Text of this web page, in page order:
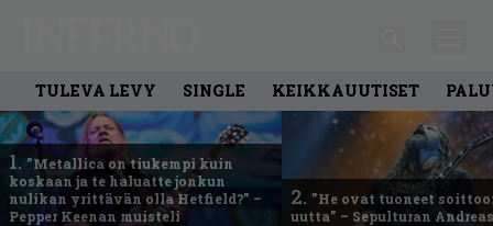
TULEVA LEVY SINGLE KEIKKAUUTISET
1. ”Metallica on tiukempi kuin
koskaan ja te haluatte jonkun
nulikan yrittävän olla Hetfield?” –
Pepper Keenan muisteli
2. ”He ovat tuoneet
uutta” – Sepulturan